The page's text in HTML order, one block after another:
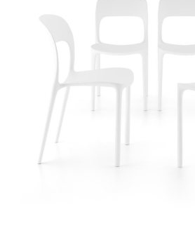
Canapele
Mobila dormitor
Comode dormitor
Covoare dormitor
Console dormitor
Fotolii dormitor
Noptiere
Mobila dining